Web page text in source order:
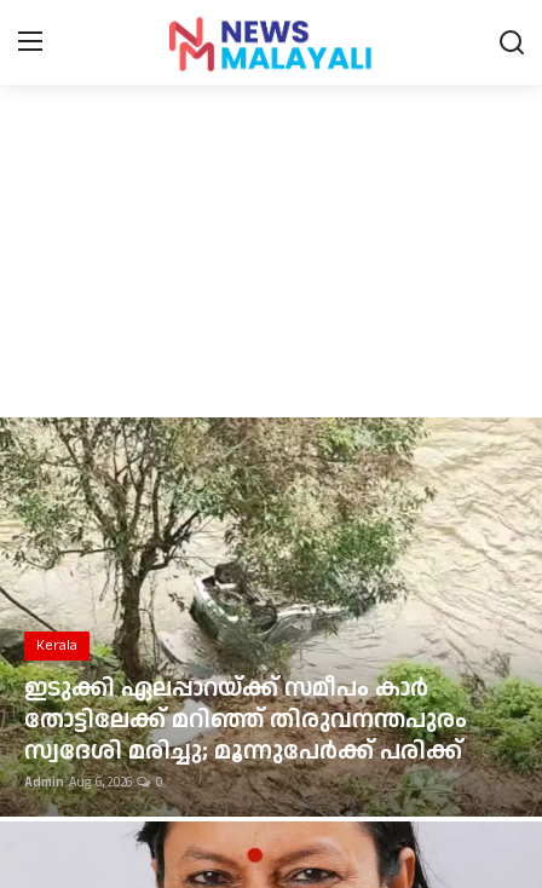
Entertainment
Sports
Food
Gulf News
Loksabha Election 2024
Technology
Health
Jobs Mall
Kerala
ഇടുക്കി ഏലപ്പാറയ്ക്ക് സമീപം കാർ
തോട്ടിലേക്ക് മറിഞ്ഞ് തിരുവനന്തപുരം
സ്വദേശി മരിച്ചു; മൂന്നുപേർക്ക് പരിക്ക്
Admin Aug 6, 2026 0